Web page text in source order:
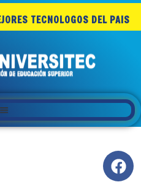
TECNOLOGOS DEL PAIS